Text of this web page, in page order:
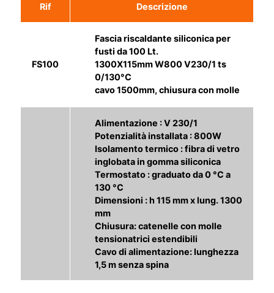
Rif Descrizione
FS100
Fascia riscaldante siliconica per
fusti da 100 Lt.
1300X115mm W800 V230/1 ts
0/130°C
cavo 1500mm, chiusura con molle
Alimentazione : V 230/1
Potenzialità installata : 800W
Isolamento termico : fibra di vetro
inglobata in gomma siliconica
Termostato : graduato da 0 °C a
130 °C
Dimensioni : h 115 mm x lung. 1300
mm
Chiusura: catenelle con molle
tensionatrici estendibili
Cavo di alimentazione: lunghezza
1,5 m senza spina